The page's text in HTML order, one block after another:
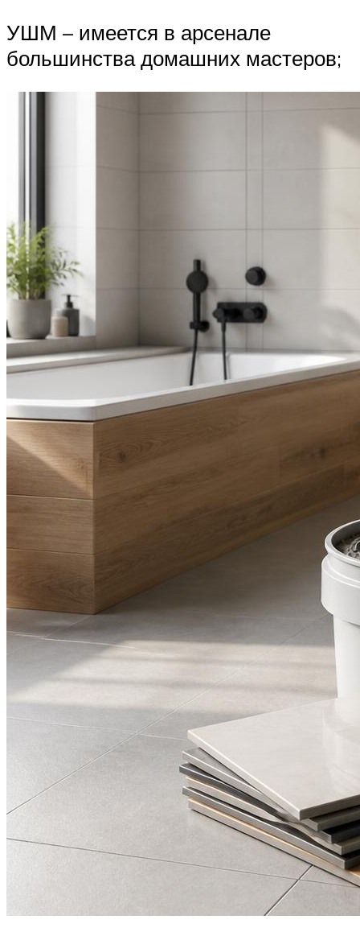
УШМ – имеется в арсенале
большинства домашних мастеров;